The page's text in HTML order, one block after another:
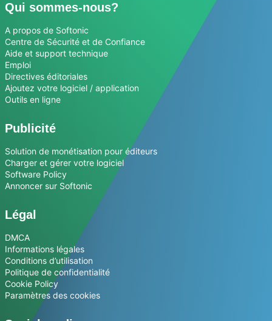
Qui sommes-nous?
A propos de Softonic
Centre de Sécurité et de Confiance
Aide et support technique
Emploi
Directives éditoriales
Ajoutez votre logiciel / application
Outils en ligne
Publicité
Solution de monétisation pour éditeurs
Charger et gérer votre logiciel
Software Policy
Annoncer sur Softonic
Légal
DMCA
Informations légales
Conditions d’utilisation
Politique de confidentialité
Cookie Policy
Paramètres des cookies